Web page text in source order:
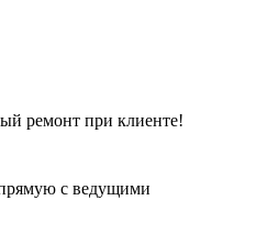
ремонт при клиенте!
с ведущими